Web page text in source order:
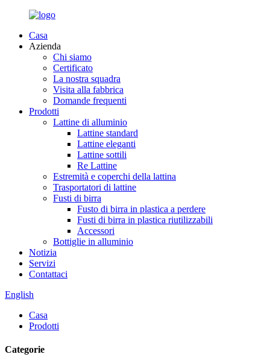
Casa
Azienda
Chi siamo
Certificato
La nostra squadra
Visita alla fabbrica
Domande frequenti
Prodotti
Lattine di alluminio
Lattine standard
Lattine eleganti
Lattine sottili
Re Lattine
Estremità e coperchi della lattina
Trasportatori di lattine
Fusti di birra
Fusto di birra in plastica a perdere
Fusti di birra in plastica riutilizzabili
Accessori
Bottiglie in alluminio
Notizia
Servizi
Contattaci
English
Casa
Prodotti
Categorie